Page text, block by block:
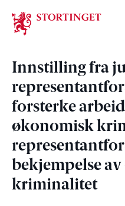
Stortinget.no
Innstilling fra
forsterke
økonomisk
bekjempelse
kriminalitet